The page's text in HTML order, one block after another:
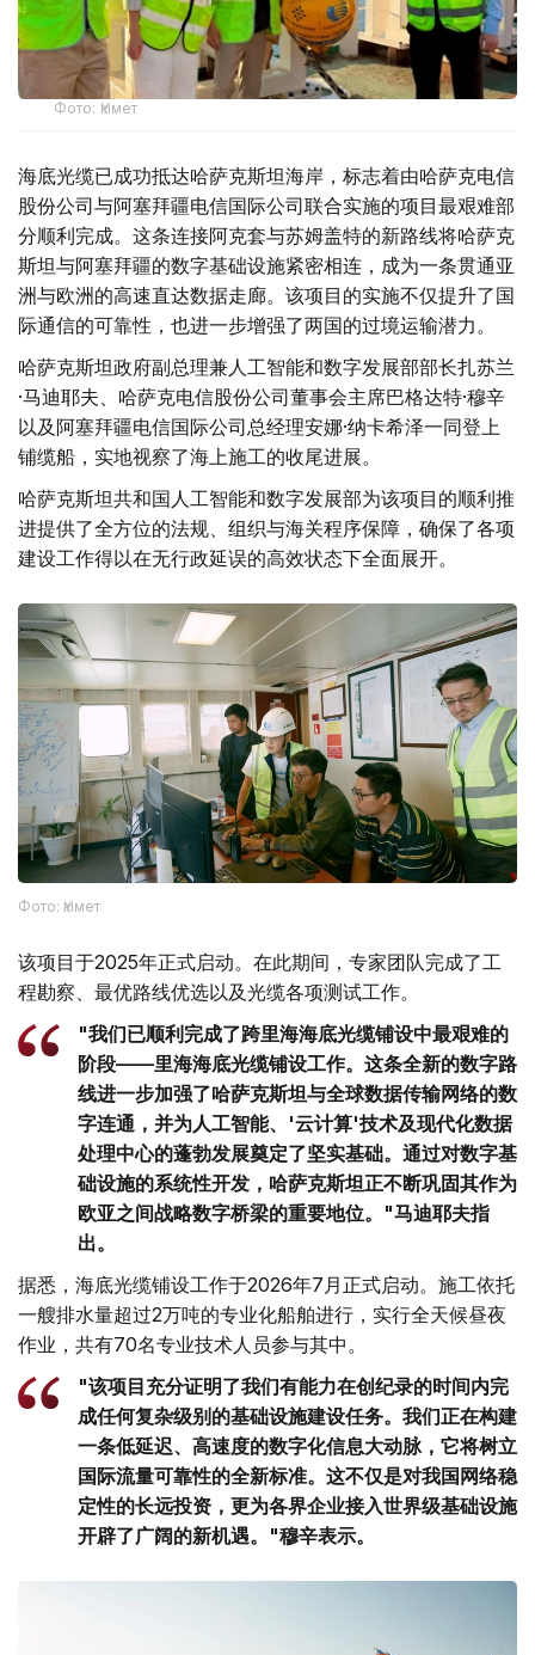
Фото: Үкімет
海底光缆已成功抵达哈萨克斯坦海岸，标志着由哈萨克电信
股份公司与阿塞拜疆电信国际公司联合实施的项目最艰难部
分顺利完成。这条连接阿克套与苏姆盖特的新路线将哈萨克
斯坦与阿塞拜疆的数字基础设施紧密相连，成为一条贯通亚
洲与欧洲的高速直达数据走廊。该项目的实施不仅提升了国
际通信的可靠性，也进一步增强了两国的过境运输潜力。
哈萨克斯坦政府副总理兼人工智能和数字发展部部长扎苏兰
·马迪耶夫、哈萨克电信股份公司董事会主席巴格达特·穆辛
以及阿塞拜疆电信国际公司总经理安娜·纳卡希泽一同登上
铺缆船，实地视察了海上施工的收尾进展。
哈萨克斯坦共和国人工智能和数字发展部为该项目的顺利推
进提供了全方位的法规、组织与海关程序保障，确保了各项
建设工作得以在无行政延误的高效状态下全面展开。
Фото: Үкімет
该项目于2025年正式启动。在此期间，专家团队完成了工
程勘察、最优路线优选以及光缆各项测试工作。
"我们已顺利完成了跨里海海底光缆铺设中最艰难的
阶段——里海海底光缆铺设工作。这条全新的数字路
线进一步加强了哈萨克斯坦与全球数据传输网络的数
字连通，并为人工智能、'云计算'技术及现代化数据
处理中心的蓬勃发展奠定了坚实基础。通过对数字基
础设施的系统性开发，哈萨克斯坦正不断巩固其作为
欧亚之间战略数字桥梁的重要地位。"马迪耶夫指
出。
据悉，海底光缆铺设工作于2026年7月正式启动。施工依托
一艘排水量超过2万吨的专业化船舶进行，实行全天候昼夜
作业，共有70名专业技术人员参与其中。
"该项目充分证明了我们有能力在创纪录的时间内完
成任何复杂级别的基础设施建设任务。我们正在构建
一条低延迟、高速度的数字化信息大动脉，它将树立
国际流量可靠性的全新标准。这不仅是对我国网络稳
定性的长远投资，更为各界企业接入世界级基础设施
开辟了广阔的新机遇。"穆辛表示。